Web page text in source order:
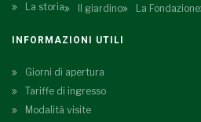
La storia Il giardino La Fondazione
INFORMAZIONI UTILI
Giorni di apertura
Tariffe di ingresso
Modalità visite